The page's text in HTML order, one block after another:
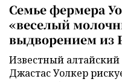
Семье фермера
«веселый
выдворением из
Известный
Джастас Уолкер